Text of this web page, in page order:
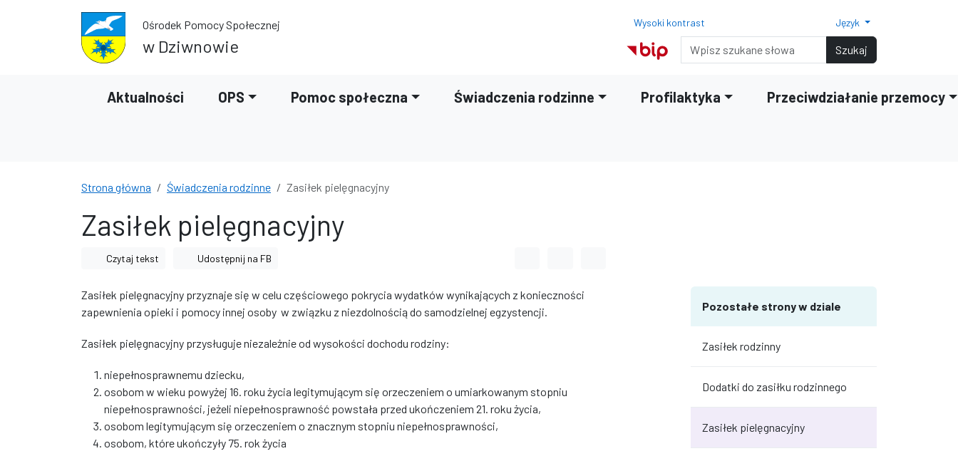
Przejdź do wyszukiwarki Ośrodek Pomocy Społecznej
w Dziwnowie
Wysoki kontrast
Normalny rozmiar czcionki
Rozmiar czcionki 150%
Rozmiar czcionki 200%
Język
Wyszukiwarka Szukaj
Aktualności OPS Pomoc społeczna Świadczenia rodzinne Profilaktyka Przeciwdziałanie przemocy
Strona główna Świadczenia rodzinne Zasiłek pielęgnacyjny
Zasiłek pielęgnacyjny
Czytaj tekst Udostępnij na FB
Zasiłek pielęgnacyjny przyznaje się w celu częściowego pokrycia wydatków wynikających z konieczności
zapewnienia opieki i pomocy innej osoby w związku z niezdolnością do samodzielnej egzystencji.
Zasiłek pielęgnacyjny przysługuje niezależnie od wysokości dochodu rodziny:
niepełnosprawnemu dziecku,
osobom w wieku powyżej 16. roku życia legitymującym się orzeczeniem o umiarkowanym stopniu
niepełnosprawności, jeżeli niepełnosprawność powstała przed ukończeniem 21. roku życia,
osobom legitymującym się orzeczeniem o znacznym stopniu niepełnosprawności,
osobom, które ukończyły 75. rok życia
Pozostałe strony w dziale
Zasiłek rodzinny
Dodatki do zasiłku rodzinnego
Zasiłek pielęgnacyjny